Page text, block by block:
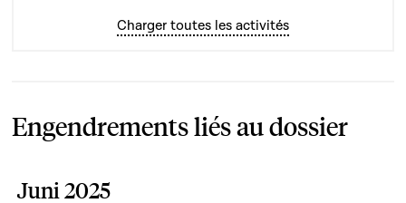
Charger toutes les activités
Engendrements liés au dossier
Juni 2025